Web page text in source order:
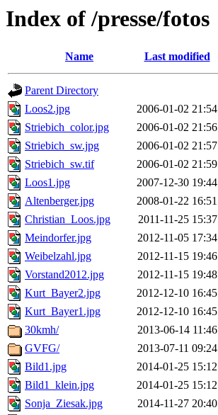
Index of /presse/fotos
Name Last modified
Parent Directory
Loos2.jpg
2006-01-02 21:54
Striebich_color.jpg
2006-01-02 21:56
Striebich_sw.jpg
2006-01-02 21:57
Striebich_sw.tif
2006-01-02 21:59
Loos1.jpg
2007-12-30 19:44
Altenberger.jpg
2008-01-22 16:51
Christian_Loos.jpg
2011-11-25 15:37
Meindorfer.jpg
2012-11-05 17:34
Weibelzahl.jpg
2012-11-15 19:46
Vorstand2012.jpg
2012-11-15 19:48
Kurt_Bayer2.jpg
2012-12-10 16:45
Kurt_Bayer1.jpg
2012-12-10 16:45
30kmh/
2013-06-14 11:46
GVFG/
2013-07-11 09:24
Bild1.jpg
2014-01-25 15:12
Bild1_klein.jpg
2014-01-25 15:12
Sonja_Ziesak.jpg
2014-11-27 20:40